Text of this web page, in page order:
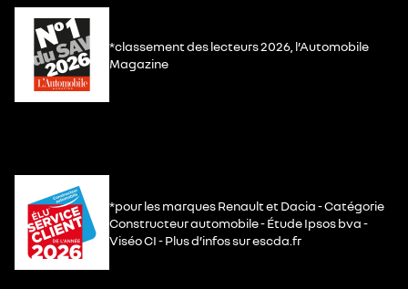
*classement des lecteurs 2026, l’Automobile
Magazine
*pour les marques Renault et Dacia - Catégorie
Constructeur automobile - Étude Ipsos bva -
Viséo CI - Plus d’infos sur escda.fr